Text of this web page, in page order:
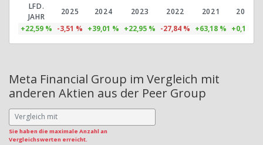
LFD.
JAHR
2025 2024 2023 2022 2021
2020
+22,59 % -3,51 % +39,01 % +22,95 % -27,84 % +63,18 % +0,14 %
Meta Financial Group im Vergleich mit
anderen Aktien aus der Peer Group
Sie haben die maximale Anzahl an
Vergleichswerten erreicht.